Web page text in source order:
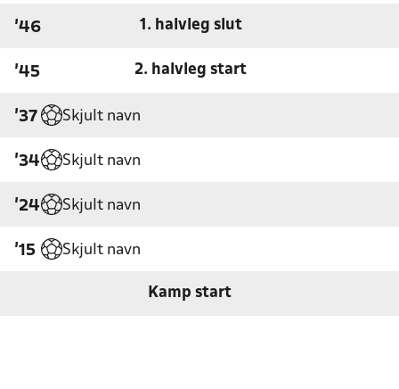
'46 1. halvleg slut
'45 2. halvleg start
'37 Skjult navn
'34 Skjult navn
'24 Skjult navn
'15 Skjult navn
Kamp start